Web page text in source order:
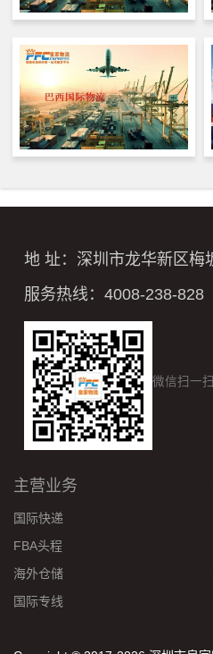
地 址：深圳市龙华新区梅
服务热线：4008-238-828
微信扫一扫
主营业务
国际快递
FBA头程
海外仓储
国际专线